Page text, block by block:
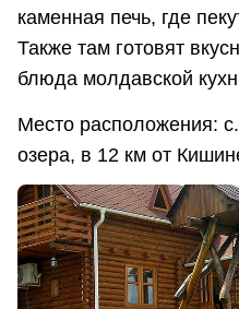
каменная печь, где
Также там готовят
блюда молдавской
Место расположения:
озера, в 12 км от